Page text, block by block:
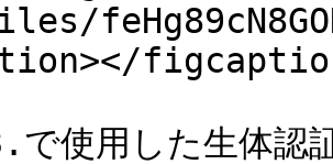
使用した生体認